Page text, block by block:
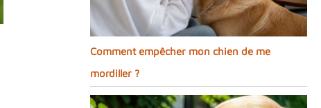
Comment empêcher mon chien de me
mordiller ?